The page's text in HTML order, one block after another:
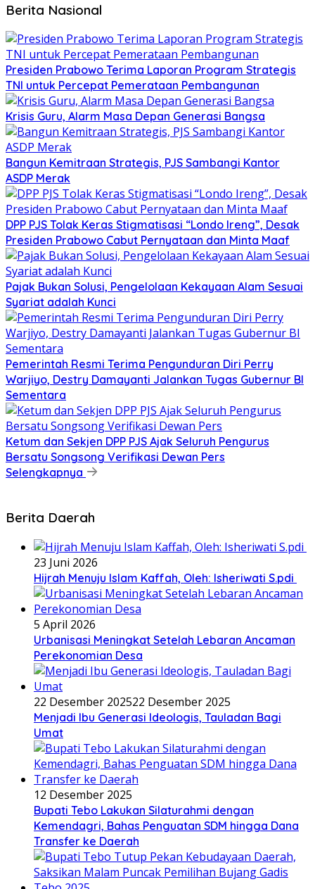
Berita Nasional
Presiden Prabowo Terima Laporan Program Strategis
TNI untuk Percepat Pemerataan Pembangunan
Krisis Guru, Alarm Masa Depan Generasi Bangsa
Bangun Kemitraan Strategis, PJS Sambangi Kantor
ASDP Merak
DPP PJS Tolak Keras Stigmatisasi “Londo Ireng”, Desak
Presiden Prabowo Cabut Pernyataan dan Minta Maaf
Pajak Bukan Solusi, Pengelolaan Kekayaan Alam Sesuai
Syariat adalah Kunci
Pemerintah Resmi Terima Pengunduran Diri Perry
Warjiyo, Destry Damayanti Jalankan Tugas Gubernur BI
Sementara
Ketum dan Sekjen DPP PJS Ajak Seluruh Pengurus
Bersatu Songsong Verifikasi Dewan Pers
Selengkapnya
Berita Daerah
23 Juni 2026
Hijrah Menuju Islam Kaffah, Oleh: Isheriwati S.pdi
5 April 2026
Urbanisasi Meningkat Setelah Lebaran Ancaman
Perekonomian Desa
22 Desember 202522 Desember 2025
Menjadi Ibu Generasi Ideologis, Tauladan Bagi
Umat
12 Desember 2025
Bupati Tebo Lakukan Silaturahmi dengan
Kemendagri, Bahas Penguatan SDM hingga Dana
Transfer ke Daerah